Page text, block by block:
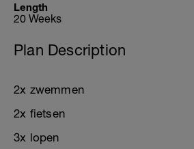
Length
20 Weeks
Plan Description
2x zwemmen
2x fietsen
3x lopen